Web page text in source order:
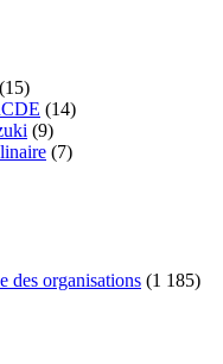
(15)
(14)
(9)
(7)
des organisations (1 185)